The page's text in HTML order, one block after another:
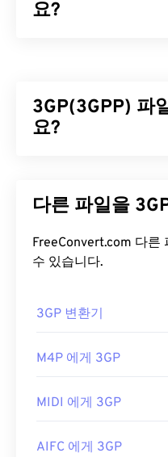
요?
리밍, 첨부 파일, 3D 코
플레이어를 지원합니다
WEBM 파일을
VLC 미디어 플레이어
(OS)에서 WEBM 파일
Microsoft 브라우저에
하지만 대부분의 브라
개발자: Google;
3GP(3GPP) 파
요?
된 멀티미디어 컨테이
바일용 기술이므로,
트워크의 휴대폰에서
3GP 파일을 어
3GP 파일을 여는 데 가
되었지만 Linux, Mac,
운영 체제에서 쉽게 열
3GP는 3GPPTimed
다른
FreeConvert.com 다른 파일도 3GP 형식
수 있습니다.
3GP 변환기
M4P 에게 3GP
MIDI 에게 3GP
AIFC 에게 3GP